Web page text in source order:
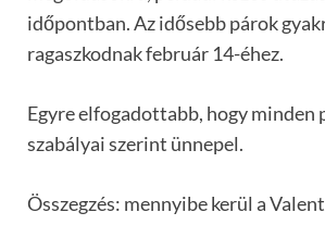
időpontban. Az idősebb párok
ragaszkodnak február 14-éhez.
Egyre elfogadottabb, hogy minden
szabályai szerint ünnepel.
Összegzés: mennyibe kerül a